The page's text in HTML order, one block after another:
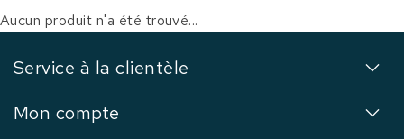
Aucun produit n'a été trouvé...
Service à la clientèle
Mon compte